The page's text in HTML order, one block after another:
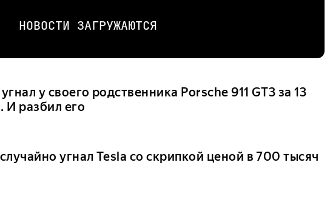
НОВОСТИ ЗАГРУЖАЮТСЯ
у своего родственника Porsche 911 GT3 за 13
И разбил его
угнал Tesla со скрипкой ценой в 700 тысяч